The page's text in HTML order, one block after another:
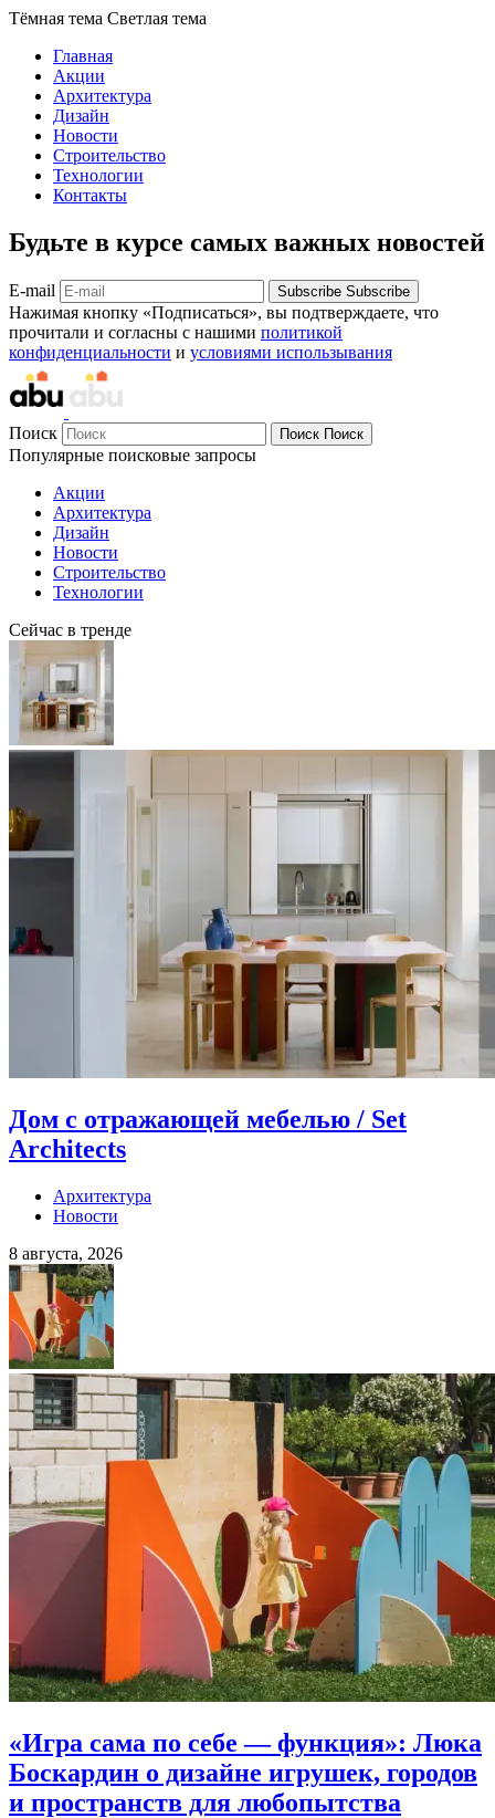
Тёмная тема Светлая тема
Главная
Акции
Архитектура
Дизайн
Новости
Строительство
Технологии
Контакты
Будьте в курсе самых важных новостей
E-mail Subscribe Subscribe
Нажимая кнопку «Подписаться», вы подтверждаете, что
прочитали и согласны с нашими политикой
конфиденциальности и условиями использывания
Поиск Поиск Поиск
Популярные поисковые запросы
Акции
Архитектура
Дизайн
Новости
Строительство
Технологии
Сейчас в тренде
Дом с отражающей мебелью / Set
Architects
Архитектура
Новости
8 августа, 2026
«Игра сама по себе — функция»: Люка
Боскардин о дизайне игрушек, городов
и пространств для любопытства